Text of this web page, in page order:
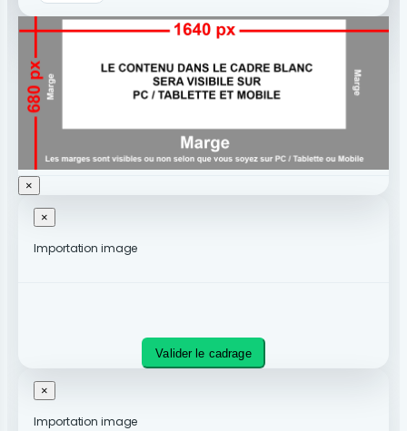
×
×
Importation image
Valider le cadrage
×
Importation image